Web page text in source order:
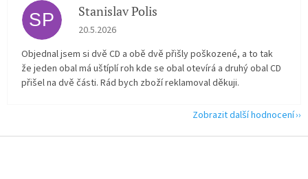
SP Stanislav Polis
Hodnocení obchodu je 2 z 5 hvězdiček.
20.5.2026
Objednal jsem si dvě CD a obě dvě přišly poškozené, a to tak
že jeden obal má uštíplí roh kde se obal otevírá a druhý obal CD
přišel na dvě části. Rád bych zboží reklamoval děkuji.
Zobrazit další hodnocení
Z